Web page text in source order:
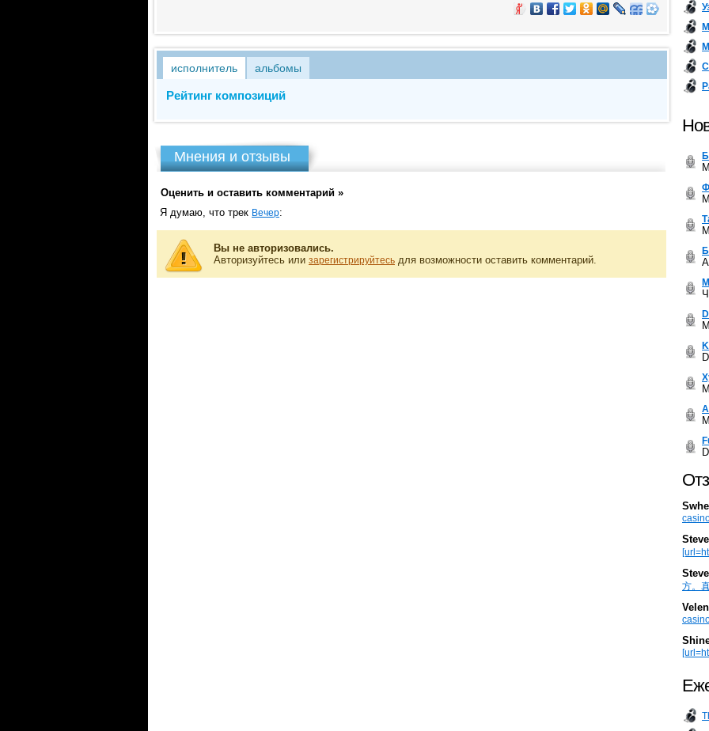
исполнитель альбомы
Рейтинг композиций
Мнения и отзывы
Оценить и оставить комментарий »
Я думаю, что трек Вечер:
Вы не авторизовались.
Авторизуйтесь или зарегистрируйтесь для возможности оставить комментарий.
方。